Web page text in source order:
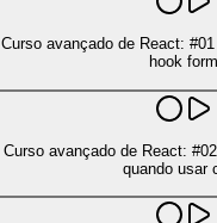
Curso avançado de React:
hook form
Curso avançado de React:
quando usar